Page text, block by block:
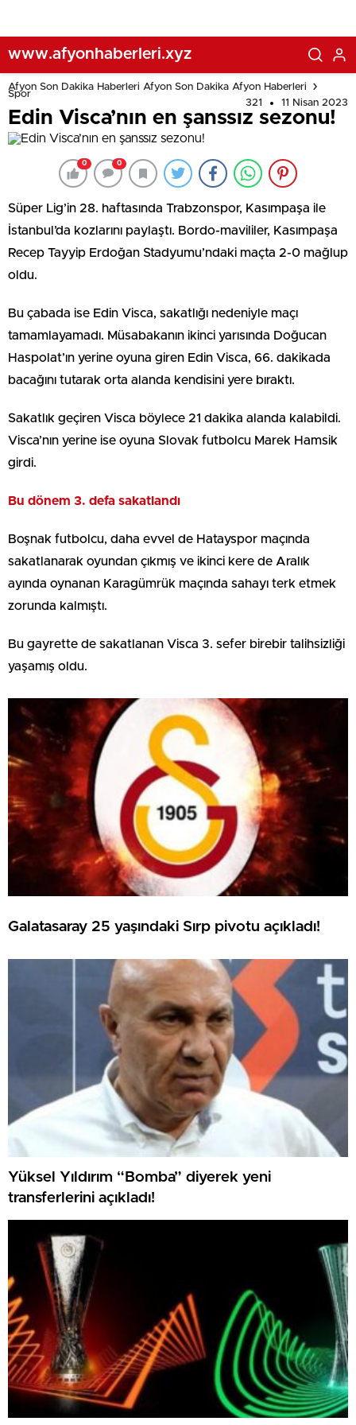
www.afyonhaberleri.xyz
Afyon Son Dakika Haberleri Afyon Son Dakika Afyon Haberleri
Spor
321
11 Nisan 2023
Edin Visca’nın en şanssız sezonu!
0 0
Süper Lig’in 28. haftasında Trabzonspor, Kasımpaşa ile
İstanbul’da kozlarını paylaştı. Bordo-mavililer, Kasımpaşa
Recep Tayyip Erdoğan Stadyumu’ndaki maçta 2-0 mağlup
oldu.
Bu çabada ise Edin Visca, sakatlığı nedeniyle maçı
tamamlayamadı. Müsabakanın ikinci yarısında Doğucan
Haspolat’ın yerine oyuna giren Edin Visca, 66. dakikada
bacağını tutarak orta alanda kendisini yere bıraktı.
Sakatlık geçiren Visca böylece 21 dakika alanda kalabildi.
Visca’nın yerine ise oyuna Slovak futbolcu Marek Hamsik
girdi.
Bu dönem 3. defa sakatlandı
Boşnak futbolcu, daha evvel de Hatayspor maçında
sakatlanarak oyundan çıkmış ve ikinci kere de Aralık
ayında oynanan Karagümrük maçında sahayı terk etmek
zorunda kalmıştı.
Bu gayrette de sakatlanan Visca 3. sefer birebir talihsizliği
yaşamış oldu.
Galatasaray 25 yaşındaki Sırp pivotu açıkladı!
Yüksel Yıldırım “Bomba” diyerek yeni
transferlerini açıkladı!